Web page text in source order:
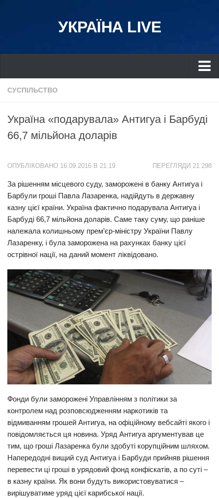
УКРАЇНА LIVE
Україна
Дніпро
Львів
Харків
Донбас
Одеса
Схід
Прикарпаття
Економіка
Політика
Світ
Технології
Історії
Рецепти
Здоров’я
Події
Кримінал
Трагедії
Курйози
Суспільство
СУСПІЛЬСТВО
Україна «подарувала» Антигуа і Барбуді
66,7 мільйона доларів
ПЕРЕГЛЯДИ 21 298
ОПУБЛІКОВАНО 16.09.2016 В 21:19
За рішенням місцевого суду, заморожені в банку Антигуа і
Барбули гроші Павла Лазаренка, надійдуть в державну
казну цієї країни. Україна фактично подарувала Антигуа і
Барбуді 66,7 мільйона доларів. Саме таку суму, що раніше
належала колишньому прем’єр-міністру України Павлу
Лазаренку, і була заморожена на рахунках банку цієї
острівної нації, на даний момент ліквідовано.
Фонди були заморожені Управлінням з політики за
контролем над розповсюдженням наркотиків та
відмиванням грошей Антигуа, на офіційному вебсайті якого і
повідомляється ця новина. Уряд Антигуа аргументував це
тим, що гроші Лазаренка були здобуті корупційним шляхом.
Напередодні вищий суд Антигуа і Барбуди прийняв рішення
перевести ці гроші в урядовий фонд конфіскатів, а по суті –
в казну країни. Як вони будуть використовуватися –
вирішуватиме уряд цієї карибської нації.